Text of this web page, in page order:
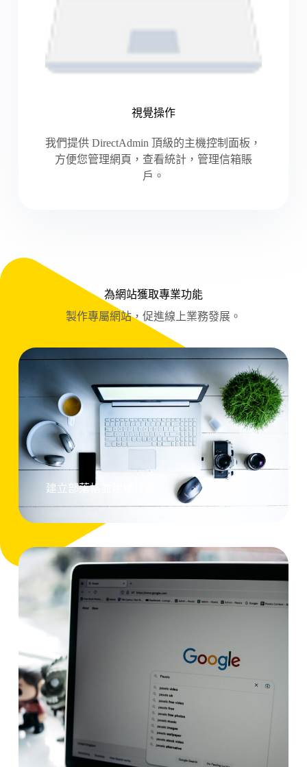
視覺操作
我們提供 DirectAdmin 頂級的主機控制面板，
方便您管理網頁，查看統計，管理信箱賬
戶。
為網站獲取專業功能
製作專屬網站，促進線上業務發展。
建立部落格並建構社群。